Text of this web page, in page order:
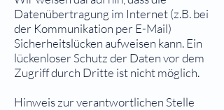
Datenübertragung im Internet (z.B. bei
der Kommunikation per E-Mail)
Sicherheitslücken aufweisen kann. Ein
lückenloser Schutz der Daten vor dem
Zugriff durch Dritte ist nicht möglich.
Hinweis zur verantwortlichen Stelle